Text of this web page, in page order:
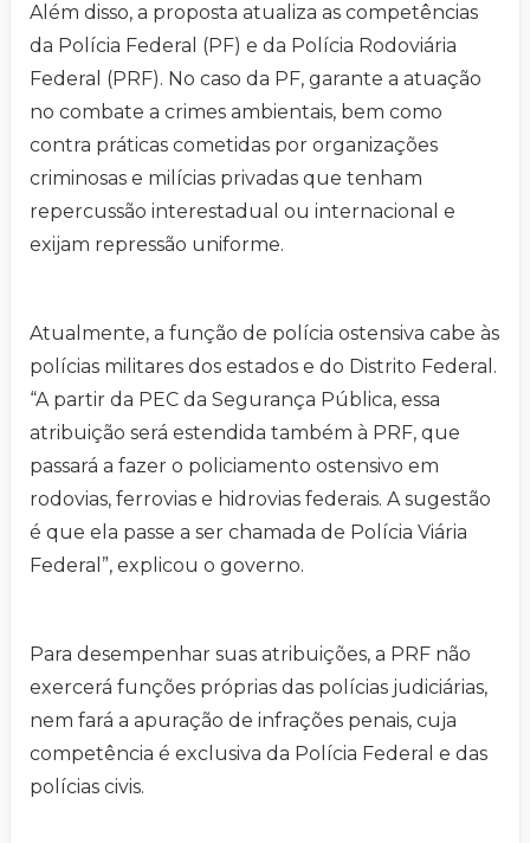
Além disso, a proposta atualiza as competências
da Polícia Federal (PF) e da Polícia Rodoviária
Federal (PRF). No caso da PF, garante a atuação
no combate a crimes ambientais, bem como
contra práticas cometidas por organizações
criminosas e milícias privadas que tenham
repercussão interestadual ou internacional e
exijam repressão uniforme.
Atualmente, a função de polícia ostensiva cabe às
polícias militares dos estados e do Distrito Federal.
“A partir da PEC da Segurança Pública, essa
atribuição será estendida também à PRF, que
passará a fazer o policiamento ostensivo em
rodovias, ferrovias e hidrovias federais. A sugestão
é que ela passe a ser chamada de Polícia Viária
Federal”, explicou o governo.
Para desempenhar suas atribuições, a PRF não
exercerá funções próprias das polícias judiciárias,
nem fará a apuração de infrações penais, cuja
competência é exclusiva da Polícia Federal e das
polícias civis.